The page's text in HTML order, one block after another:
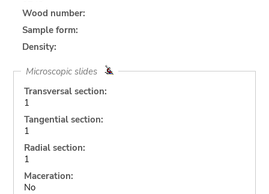
Wood number:
Sample form:
Density:
Microscopic slides
Transversal section:
1
Tangential section:
1
Radial section:
1
Maceration:
No